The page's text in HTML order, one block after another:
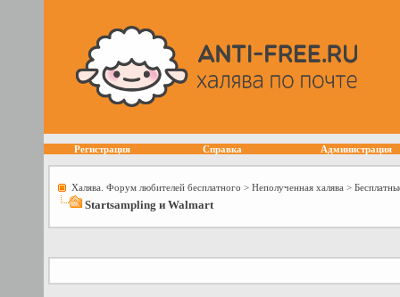
Регистрация Справка Администрация
Халява. Форум любителей бесплатного > Неполученная халява >
Startsampling и Walmart